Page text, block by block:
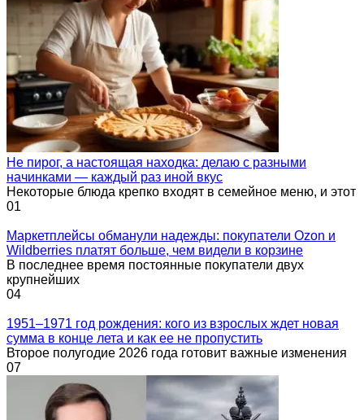
Не пирог, а настоящая находка: делаю с разными
начинками — каждый раз иной вкус
Некоторые блюда крепко входят в семейное меню, и этот
01
Маркетплейсы обманули надежды: покупатели Ozon и
Wildberries платят больше, чем видели в корзине
В последнее время постоянные покупатели двух
крупнейших
04
1951–1971 год рождения: кого из взрослых ждет новая
сумма в конце лета и как ее не пропустить
Второе полугодие 2026 года готовит важные изменения
07